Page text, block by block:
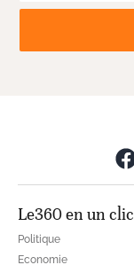
Le360 en un clic
Politique
Economie